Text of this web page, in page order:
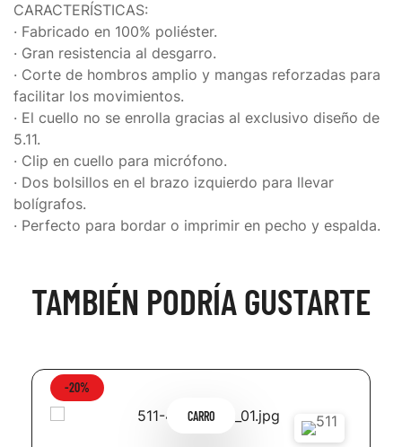
CARACTERÍSTICAS:
· Fabricado en 100% poliéster.
· Gran resistencia al desgarro.
· Corte de hombros amplio y mangas reforzadas para
facilitar los movimientos.
· El cuello no se enrolla gracias al exclusivo diseño de
5.11.
· Clip en cuello para micrófono.
· Dos bolsillos en el brazo izquierdo para llevar
bolígrafos.
· Perfecto para bordar o imprimir en pecho y espalda.
TAMBIÉN PODRÍA GUSTARTE
-20%
CARRO